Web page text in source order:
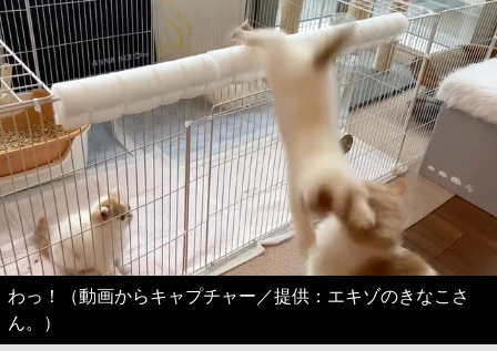
わっ！（動画からキャプチャー／提供：エキゾのきなこさ
ん。）